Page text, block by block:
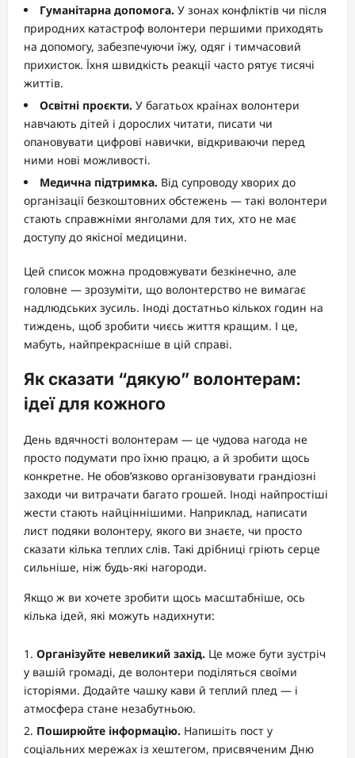
Гуманітарна допомога. У зонах конфліктів чи після
природних катастроф волонтери першими приходять
на допомогу, забезпечуючи їжу, одяг і тимчасовий
прихисток. Їхня швидкість реакції часто рятує тисячі
життів.
Освітні проєкти. У багатьох країнах волонтери
навчають дітей і дорослих читати, писати чи
опановувати цифрові навички, відкриваючи перед
ними нові можливості.
Медична підтримка. Від супроводу хворих до
організації безкоштовних обстежень — такі волонтери
стають справжніми янголами для тих, хто не має
доступу до якісної медицини.
Цей список можна продовжувати безкінечно, але
головне — зрозуміти, що волонтерство не вимагає
надлюдських зусиль. Іноді достатньо кількох годин на
тиждень, щоб зробити чиєсь життя кращим. І це,
мабуть, найпрекрасніше в цій справі.
Як сказати “дякую” волонтерам:
ідеї для кожного
День вдячності волонтерам — це чудова нагода не
просто подумати про їхню працю, а й зробити щось
конкретне. Не обов’язково організовувати грандіозні
заходи чи витрачати багато грошей. Іноді найпростіші
жести стають найціннішими. Наприклад, написати
лист подяки волонтеру, якого ви знаєте, чи просто
сказати кілька теплих слів. Такі дрібниці гріють серце
сильніше, ніж будь-які нагороди.
Якщо ж ви хочете зробити щось масштабніше, ось
кілька ідей, які можуть надихнути:
Організуйте невеликий захід. Це може бути зустріч
у вашій громаді, де волонтери поділяться своїми
історіями. Додайте чашку кави й теплий плед — і
атмосфера стане незабутньою.
Поширюйте інформацію. Напишіть пост у
соціальних мережах із хештегом, присвяченим Дню